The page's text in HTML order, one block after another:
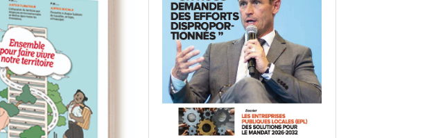
de la finance
de luxe-
une nouvelle
2026 : la CCI livre 23 pistes pour
l’économie parisienne
2026 : la CCI de l’Essonne publie un
à destination des candidats
Plus d'articles
Exclusif – Apex, ABF, ZAC : F. Vauglin détaille sa
feuille de route pour l’urbanisme parisien- 17
À Paris, les cadres de la tech et de la finance
redessinent le marché de la location de luxe
16 juillet 2026